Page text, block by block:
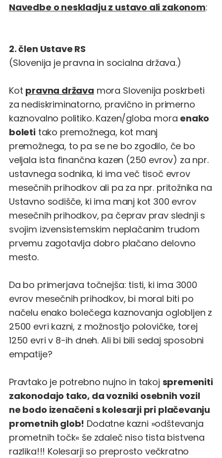
Navedbe o neskladju z ustavo ali zakonom:
2. člen Ustave RS
(Slovenija je pravna in socialna država.)
Kot pravna država mora Slovenija poskrbeti
za nediskriminatorno, pravično in primerno
kaznovalno politiko. Kazen/globa mora enako
boletitako premožnega, kot manj
premožnega, to pa se ne bo zgodilo, če bo
veljala ista finančna kazen (250 evrov) za npr.
ustavnega sodnika, ki ima več tisoč evrov
mesečnih prihodkov ali pa za npr. pritožnika na
Ustavno sodišče, ki ima manj kot 300 evrov
mesečnih prihodkov, pa čeprav prav slednji s
svojim izvensistemskim neplačanim trudom
prvemu zagotavlja dobro plačano delovno
mesto.
Da bo primerjava točnejša: tisti, ki ima 3000
evrov mesečnih prihodkov, bi moral biti po
načelu enako bolečega kaznovanja oglobljen z
2500 evri kazni, z možnostjo polovičke, torej
1250 evri v 8-ih dneh. Ali bi bili sedaj sposobni
empatije?
Pravtako je potrebno nujno in takoj spremeniti
zakonodajo tako, da vozniki osebnih vozil
ne bodo izenačeni s kolesarji pri plačevanju
prometnih glob! Dodatne kazni »odštevanja
prometnih točk« še zdaleč niso tista bistvena
razlika!!! Kolesarji so preprosto večkratno